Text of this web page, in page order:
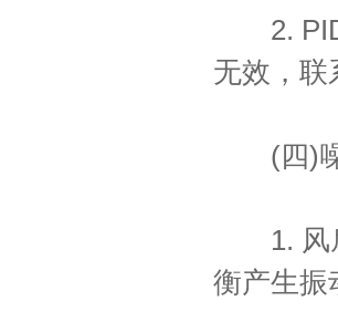
2. PID
无效，联
(四)噪
1. 风扇
衡产生振